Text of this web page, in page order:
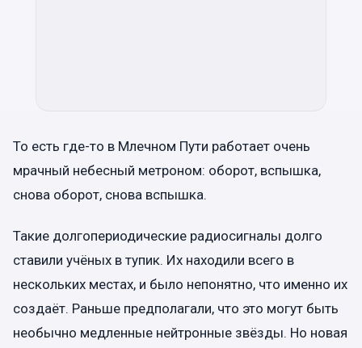
То есть где-то в Млечном Пути работает очень
мрачный небесный метроном: оборот, вспышка,
снова оборот, снова вспышка.
Такие долгопериодические радиосигналы долго
ставили учёных в тупик. Их находили всего в
нескольких местах, и было непонятно, что именно их
создаёт. Раньше предполагали, что это могут быть
необычно медленные нейтронные звёзды. Но новая